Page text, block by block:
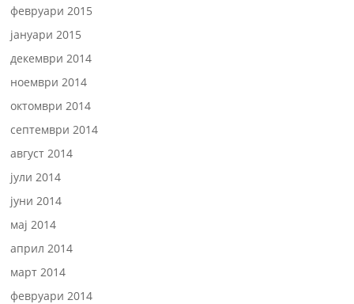
февруари 2015
јануари 2015
декември 2014
ноември 2014
октомври 2014
септември 2014
август 2014
јули 2014
јуни 2014
мај 2014
април 2014
март 2014
февруари 2014